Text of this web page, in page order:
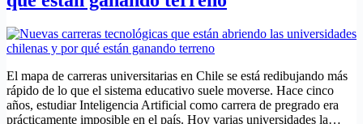
El mapa de carreras universitarias en Chile se está redibujando más
rápido de lo que el sistema educativo suele moverse. Hace cinco
años, estudiar Inteligencia Artificial como carrera de pregrado era
prácticamente imposible en el país. Hoy varias universidades la…